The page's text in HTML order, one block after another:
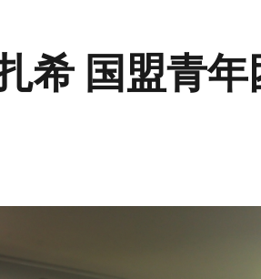
希 国盟青